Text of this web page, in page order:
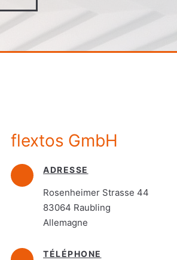
flextos GmbH
ADRESSE
Rosenheimer Strasse 44
83064 Raubling
Allemagne
TÉLÉPHONE